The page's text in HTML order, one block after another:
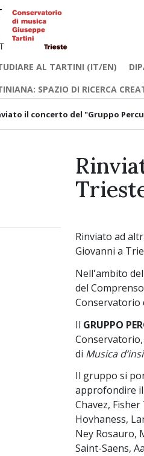
AL TARTINI (IT/EN)
SPAZIO DI RICERCA
il concerto del "Gruppo
Rinviato ad
Giovanni a
Nell'ambito
del
Conservatorio
Il GRUPPO
di Musica
Il gruppo si
approfondire
Chavez,
Hovhaness,
Ney Rosauro,
Saint-Saens,